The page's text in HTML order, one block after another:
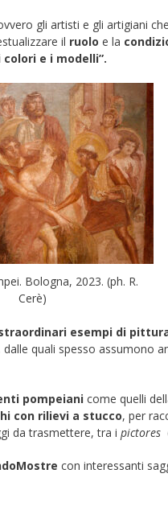
gli artisti e gli artigiani
il ruolo e la
e i modelli”.
Bologna, 2023. (ph. R.
Cerè)
esempi di
quali spesso assumono
pompeiani come quelli
con rilievi a stucco, per
da trasmettere, tra i pictores
con interessanti